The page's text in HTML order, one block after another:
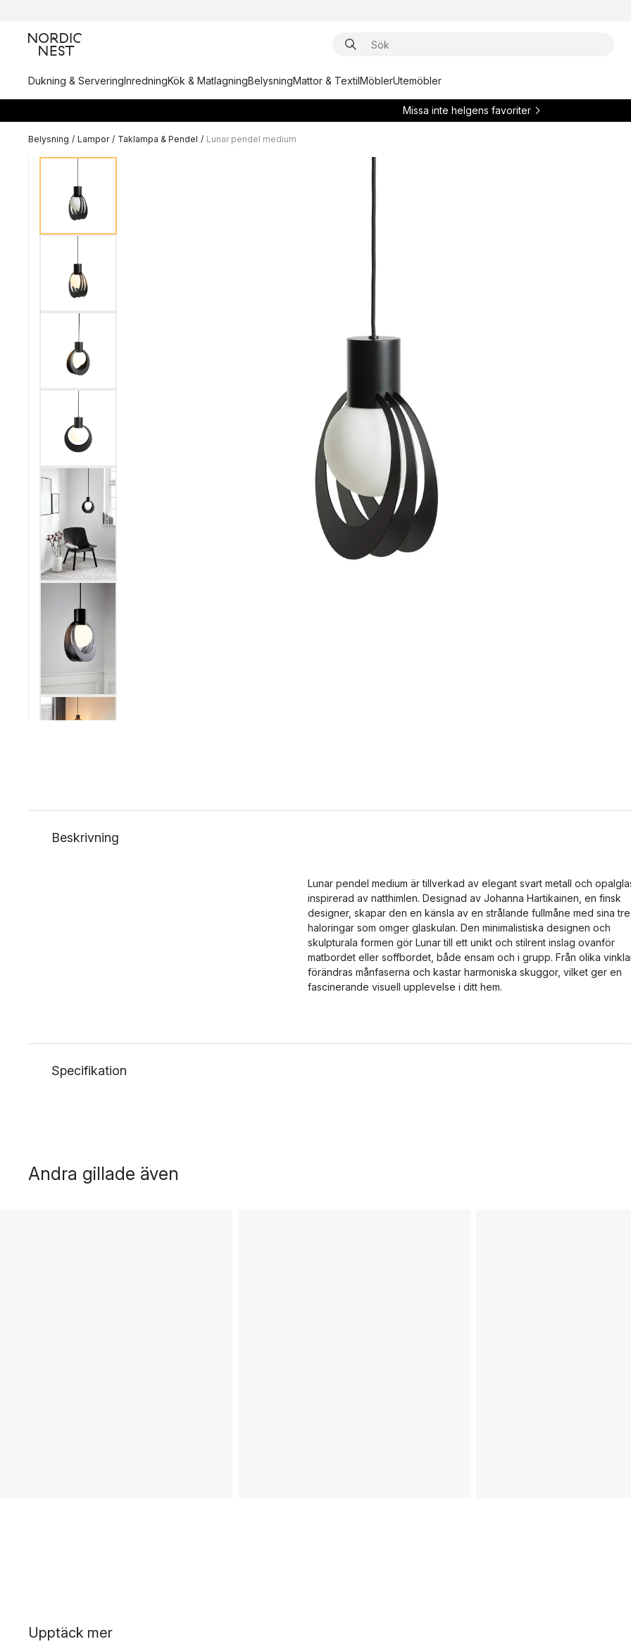
Dukning & ServeringInredningKök & MatlagningBelysningMattor & TextilMöblerUtemöbler
Missa inte helgens favoriter
Belysning / Lampor / Taklampa & Pendel / Lunar pendel medium
Beskrivning
Lunar pendel medium är tillverkad av elegant svart metall och
inspirerad av natthimlen. Designad av Johanna Hartikainen, en finsk
designer, skapar den en känsla av en strålande fullmåne med sina tre
haloringar som omger glaskulan. Den minimalistiska designen och
skulpturala formen gör Lunar till ett unikt och stilrent inslag ovanför
matbordet eller soffbordet, både ensam och i grupp. Från olika
förändras månfaserna och kastar harmoniska skuggor, vilket ger en
fascinerande visuell upplevelse i ditt hem.
Specifikation
Andra gillade även
Upptäck mer